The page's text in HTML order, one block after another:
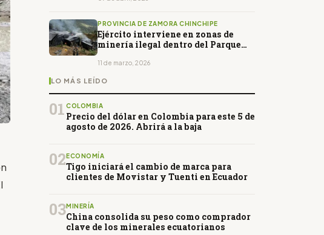
PROVINCIA DE ZAMORA CHINCHIPE
Ejército interviene en zonas de
minería ilegal dentro del Parque
11 de marzo, 2026
LO MÁS LEÍDO
01 COLOMBIA
Precio del dólar en Colombia para este 5 de
agosto de 2026. Abrirá a la baja
02 ECONOMÍA
Tigo iniciará el cambio de marca para
clientes de Movistar y Tuenti en Ecuador
03MINERÍA
China consolida su peso como comprador
clave de los minerales ecuatorianos